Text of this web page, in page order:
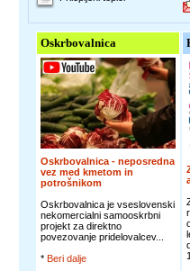
Oskrbovalnica
Oskrbovalnica - neposredna
vez med kmetom in
potrošnikom
Oskrbovalnica je vseslovenski
nekomercialni samooskrbni
projekt za direktno
povezovanje pridelovalcev...
* Beri dalje